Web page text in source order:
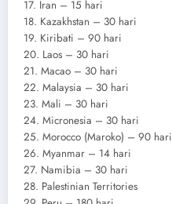
17. Iran – 15 hari
18. Kazakhstan – 30 hari
19. Kiribati – 90 hari
20. Laos – 30 hari
21. Macao – 30 hari
22. Malaysia – 30 hari
23. Mali – 30 hari
24. Micronesia – 30 hari
25. Morocco (Maroko) – 90 hari
26. Myanmar – 14 hari
27. Namibia – 30 hari
28. Palestinian Territories